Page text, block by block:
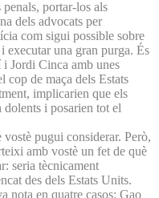
portar-los als
dels advocats per
com sigui possible sobre
executar una gran purga. És
Jordi Cinca amb unes
cop de maça dels Estats
implicarien que els
dolents i posarien tot el
pugui considerar. Però,
amb vostè un fet de què
seria tècnicament
des dels Estats Units.
nota en quatre casos: Gao